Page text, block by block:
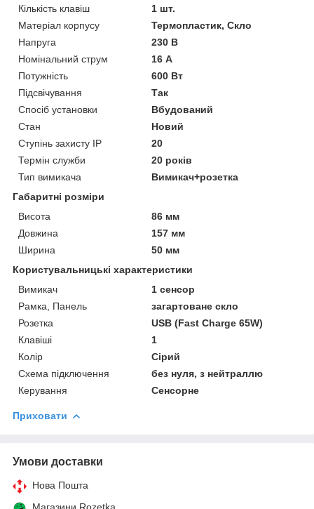
Кількість клавіш
1 шт.
Матеріал корпусу
Термопластик, Скло
Напруга
230 В
Номінальний струм
16 А
Потужність
600 Вт
Підсвічування
Так
Спосіб установки
Вбудований
Стан
Новий
Ступінь захисту IP
20
Термін служби
20 років
Тип вимикача
Вимикач+розетка
Габаритні розміри
Висота
86 мм
Довжина
157 мм
Ширина
50 мм
Користувальницькі характеристики
Вимикач
1 сенсор
Рамка, Панель
загартоване скло
Розетка
USB (Fast Charge 65W)
Клавіші
1
Колір
Сірий
Схема підключення
без нуля, з нейтраллю
Керування
Сенсорне
Приховати
Умови доставки
Нова Пошта
Магазини Rozetka